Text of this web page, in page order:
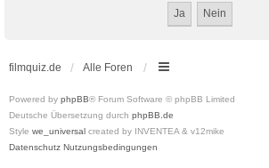
filmquiz.de Alle Foren
Powered by phpBB® Forum Software © phpBB Limited
Deutsche Übersetzung durch phpBB.de
Style we_universal created by INVENTEA & v12mike
Datenschutz Nutzungsbedingungen